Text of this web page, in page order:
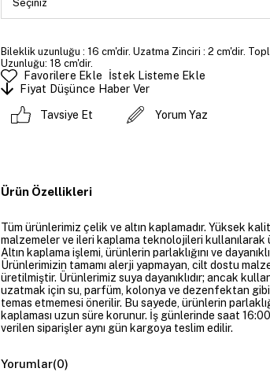
Bileklik uzunluğu : 16 cm'dir. Uzatma Zinciri : 2 cm'dir.
Uzunluğu: 18 cm'dir.
Favorilere Ekle
İstek Listeme Ekle
Fiyat Düşünce Haber Ver
Tavsiye Et Yorum Yaz
Ürün Özellikleri
Tüm ürünlerimiz çelik ve altın kaplamadır. Yüksek
malzemeler ve ileri kaplama teknolojileri kullanılarak
Altın kaplama işlemi, ürünlerin parlaklığını ve
Ürünlerimizin tamamı alerji yapmayan, cilt dostu
üretilmiştir. Ürünlerimiz suya dayanıklıdır; ancak
uzatmak için su, parfüm, kolonya ve dezenfektan
temas etmemesi önerilir. Bu sayede, ürünlerin
kaplaması uzun süre korunur. İş günlerinde saat
verilen siparişler aynı gün kargoya teslim edilir.
Yorumlar(0)